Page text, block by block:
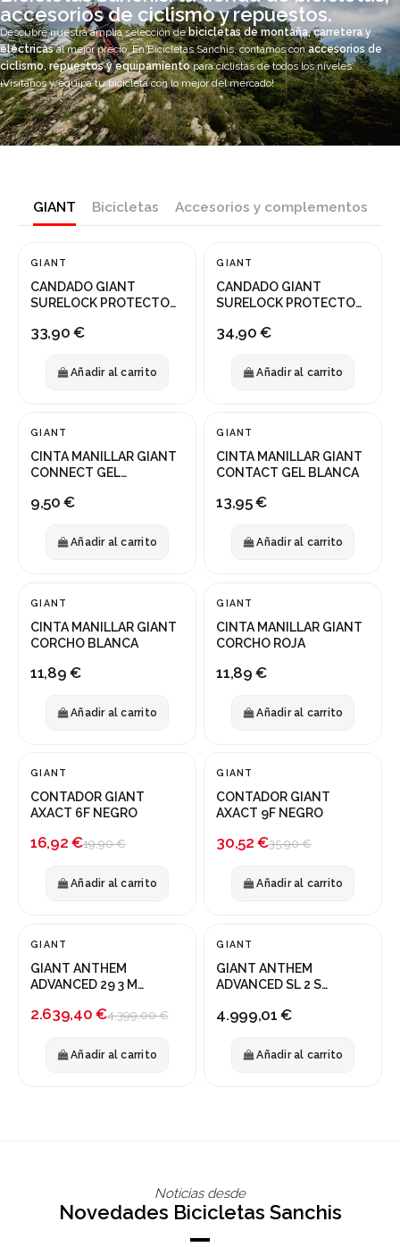
accesorios de ciclismo y repuestos.
Descubre nuestra amplia selección debicicletas de montaña, carretera y
eléctricasal mejor precio. En Bicicletas Sanchis, contamos conaccesorios de
ciclismo, repuestos y equipamientopara ciclistas de todos los niveles.
¡Visítanos y equipa tu bicicleta con lo mejor del mercado!
GIANT Bicicletas Accesorios y complementos
GIANT
CANDADO GIANT
SURELOCK PROTECTOR
33,90 €
Añadir al carrito
GIANT
CANDADO GIANT
SURELOCK PROTECTOR
34,90 €
Añadir al carrito
GIANT
CINTA MANILLAR GIANT
CONNECT GEL
9,50 €
Añadir al carrito
GIANT
CINTA MANILLAR GIANT
CONTACT GEL BLANCA
13,95 €
Añadir al carrito
GIANT
CINTA MANILLAR GIANT
CORCHO BLANCA
11,89 €
Añadir al carrito
GIANT
CINTA MANILLAR GIANT
CORCHO ROJA
11,89 €
Añadir al carrito
-15%
GIANT
CONTADOR GIANT
AXACT 6F NEGRO
16,92 €19,90 €
Añadir al carrito
-15%
GIANT
CONTADOR GIANT
AXACT 9F NEGRO
30,52 €35,90 €
Añadir al carrito
-40%
GIANT
GIANT ANTHEM
ADVANCED 29 3 M
2.639,40 €4.399,00 €
Añadir al carrito
GIANT
GIANT ANTHEM
ADVANCED SL 2 S
4.999,01 €
Añadir al carrito
Noticias desde
Novedades Bicicletas Sanchis